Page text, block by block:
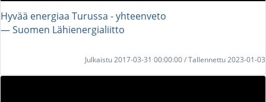
Hyvää energiaa Turussa - yhteenveto
― Suomen Lähienergialiitto
Julkaistu 2017-03-31 00:00:00 / Tallennettu 2023-01-03